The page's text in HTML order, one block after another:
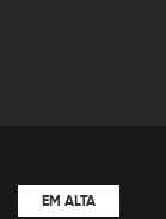
EM ALTA